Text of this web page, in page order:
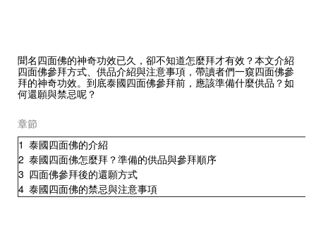
聞名四面佛的神奇功效已久，卻不知道怎麼拜才有效？本文介紹
四面佛參拜方式、供品介紹與注意事項，帶讀者們一窺四面佛參
拜的神奇功效。到底泰國四面佛參拜前，應該準備什麼供品？如
何還願與禁忌呢？
章節
1 泰國四面佛的介紹
2 泰國四面佛怎麼拜？準備的供品與參拜順序
3 四面佛參拜後的還願方式
4 泰國四面佛的禁忌與注意事項